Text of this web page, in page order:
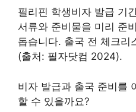
필리핀 학생비자 발급 기
서류와 준비물을 미리 준
돕습니다. 출국 전 체크리
(출처: 필자닷컴 2024).
비자 발급과 출국 준비를
할 수 있을까요?